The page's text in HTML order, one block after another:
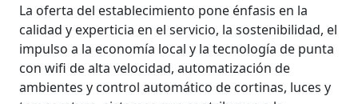
La oferta del establecimiento pone énfasis en la
calidad y experticia en el servicio, la sostenibilidad, el
impulso a la economía local y la tecnología de punta
con wifi de alta velocidad, automatización de
ambientes y control automático de cortinas, luces y